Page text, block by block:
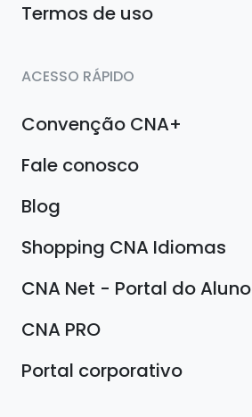
Termos de uso
ACESSO RÁPIDO
Convenção CNA+
Fale conosco
Blog
Shopping CNA Idiomas
CNA Net - Portal do Aluno
CNA PRO
Portal corporativo